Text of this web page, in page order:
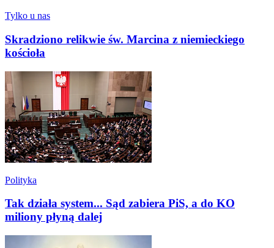
Tylko u nas
Skradziono relikwie św. Marcina z niemieckiego
kościoła
Polityka
Tak działa system... Sąd zabiera PiS, a do KO
miliony płyną dalej